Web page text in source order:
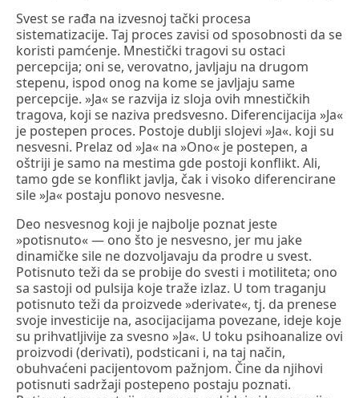
Svest se rađa na izvesnoj tački procesa
sistematizacije. Taj proces zavisi od sposobnosti da se
koristi pamćenje. Mnestički tragovi su ostaci
percepcija; oni se, verovatno, javljaju na drugom
stepenu, ispod onog na kome se javljaju same
percepcije. »Ja« se razvija iz sloja ovih mnestičkih
tragova, koji se naziva predsvesno. Diferencijacija »Ja«
je postepen proces. Postoje dublji slojevi »Ja«. koji su
nesvesni. Prelaz od »Ja« na »Ono« je postepen, a
oštriji je samo na mestima gde postoji konflikt. Ali,
tamo gde se konflikt javlja, čak i visoko diferencirane
sile »Ja« postaju ponovo nesvesne.
Deo nesvesnog koji je najbolje poznat jeste
»potisnuto« — ono što je nesvesno, jer mu jake
dinamičke sile ne dozvoljavaju da prodre u svest.
Potisnuto teži da se probije do svesti i motiliteta; ono
sa sastoji od pulsija koje traže izlaz. U tom traganju
potisnuto teži da proizvede »derivate«, tj. da prenese
svoje investicije na, asocijacijama povezane, ideje koje
su prihvatljivije za svesno »Ja«. U toku psihoanalize ovi
proizvodi (derivati), podsticani i, na taj način,
obuhvaćeni pacijentovom pažnjom. Čine da njihovi
potisnuti sadržaji postepeno postaju poznati.